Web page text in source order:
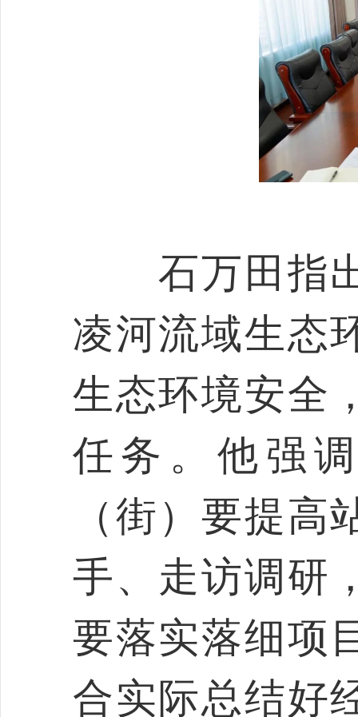
石万田指出
凌河流域生态
生态环境安全
任务。他强
（街）要提
手、走访调研
要落实落细项
合实际总结好